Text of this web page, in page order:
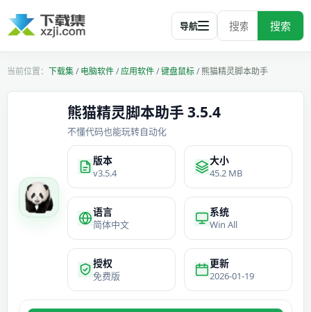
搜索
导航
下载集/电脑软件/应用软件/键盘鼠标/熊猫精灵脚本助手
熊猫精灵脚本助手 3.5.4
不懂代码也能玩转自动化
版本
v3.5.4
大小
45.2 MB
语言
简体中文
系统
Win All
授权
免费版
更新
2026-01-19